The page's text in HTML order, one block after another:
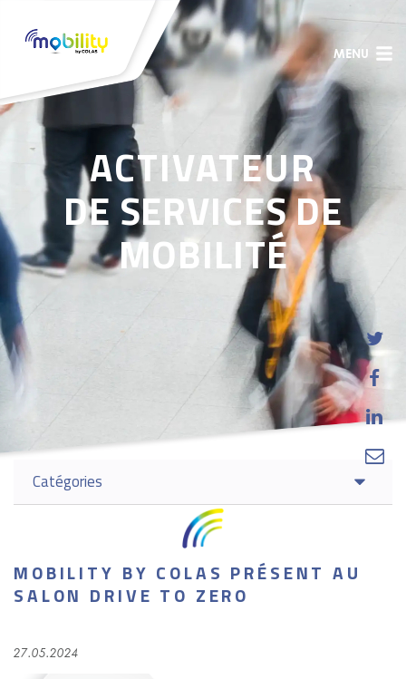
MENU
ACTIVATEUR
DE SERVICES DE
MOBILITÉ
MOBILITY BY COLAS PRÉSENT AU
SALON DRIVE TO ZERO
27.05.2024




Catégories